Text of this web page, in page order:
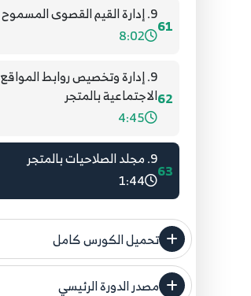
61
9. إدارة القيم القصوى المسموح بها
8:02
62
9. إدارة وتخصيص روابط المواقع
الاجتماعية بالمتجر
4:45
63
9. مجلد الصلاحيات بالمتجر
1:44
تحميل الكورس كامل
مصدر الدورة الرئيسي